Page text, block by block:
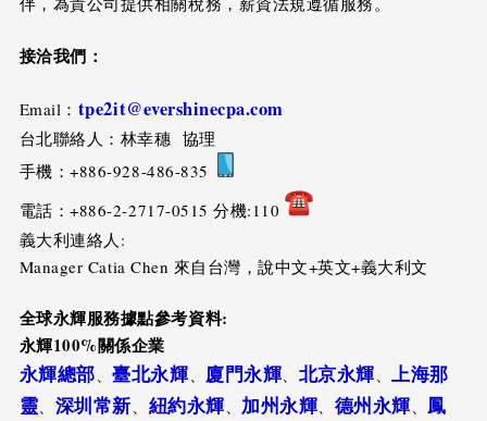
接洽我們：
Email： tpe2it@evershinecpa.com
台北聯絡人：林幸穗 協理
手機：+886-928-486-835
電話：+886-2-2717-0515 分機:110
義大利連絡人:
Manager Catia Chen 來自台灣，說中文+英文+義大利文
全球永輝服務據點參考資料:
永輝100%關係企業
永輝總部、臺北永輝、 廈門永輝、 北京永輝、上海那
靈、 深圳常新、 紐約永輝、 加州永輝、 德州永輝、鳳